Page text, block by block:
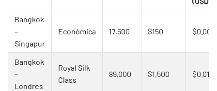
Bangkok
–
Singapur
Económica 17,500 $150
Bangkok
–
Londres
Royal Silk
Class
89,000 $1,500 $0.0168